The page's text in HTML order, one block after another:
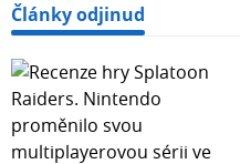
Články odjinud